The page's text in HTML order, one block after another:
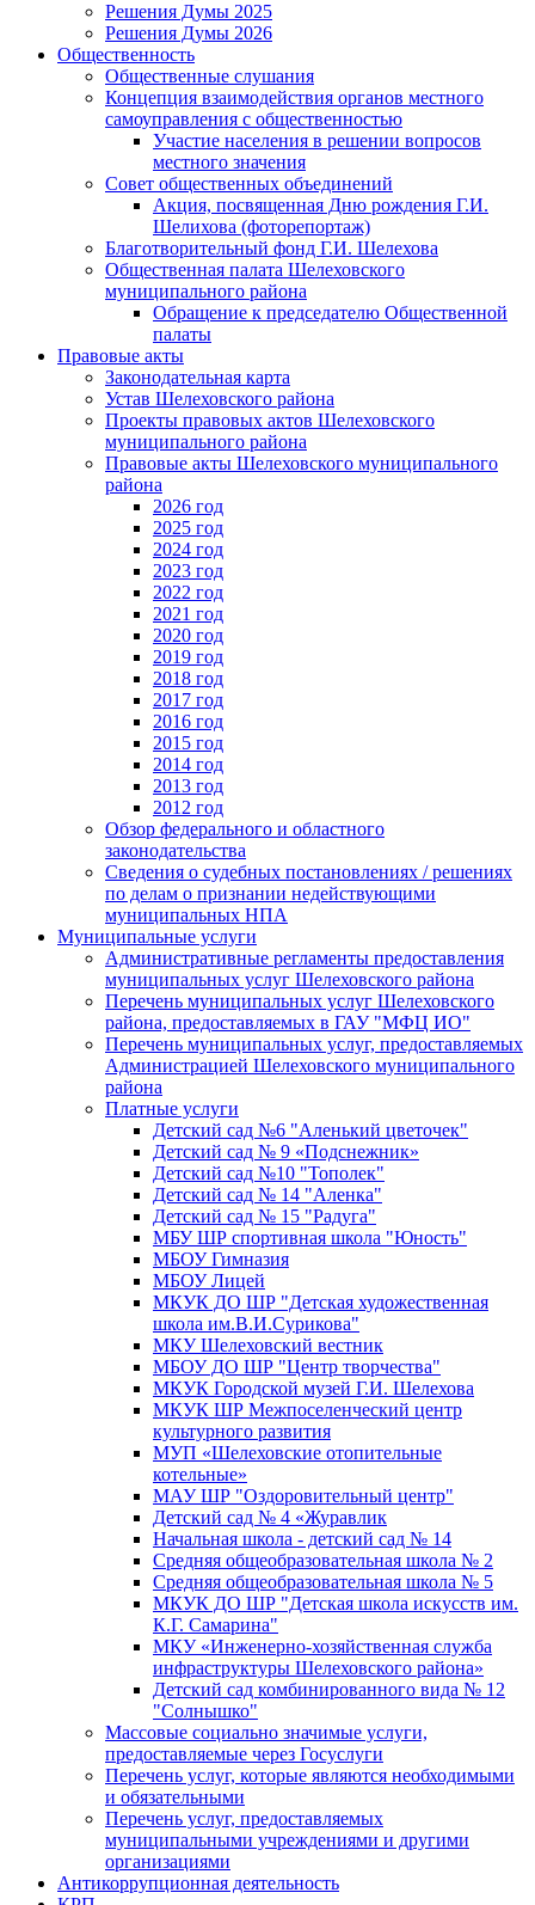
Решения Думы 2025
Решения Думы 2026
Общественность
Общественные слушания
Концепция взаимодействия органов местного
самоуправления с общественностью
Участие населения в решении вопросов
местного значения
Совет общественных объединений
Акция, посвященная Дню рождения Г.И.
Шелихова (фоторепортаж)
Благотворительный фонд Г.И. Шелехова
Общественная палата Шелеховского
муниципального района
Обращение к председателю Общественной
палаты
Правовые акты
Законодательная карта
Устав Шелеховского района
Проекты правовых актов Шелеховского
муниципального района
Правовые акты Шелеховского муниципального
района
2026 год
2025 год
2024 год
2023 год
2022 год
2021 год
2020 год
2019 год
2018 год
2017 год
2016 год
2015 год
2014 год
2013 год
2012 год
Обзор федерального и областного
законодательства
Сведения о судебных постановлениях / решениях
по делам о признании недействующими
муниципальных НПА
Муниципальные услуги
Административные регламенты предоставления
муниципальных услуг Шелеховского района
Перечень муниципальных услуг Шелеховского
района, предоставляемых в ГАУ "МФЦ ИО"
Перечень муниципальных услуг, предоставляемых
Администрацией Шелеховского муниципального
района
Платные услуги
Детский сад №6 "Аленький цветочек"
Детский сад № 9 «Подснежник»
Детский сад №10 "Тополек"
Детский сад № 14 "Аленка"
Детский сад № 15 "Радуга"
МБУ ШР спортивная школа "Юность"
МБОУ Гимназия
МБОУ Лицей
МКУК ДО ШР "Детская художественная
школа им.В.И.Сурикова"
МКУ Шелеховский вестник
МБОУ ДО ШР "Центр творчества"
МКУК Городской музей Г.И. Шелехова
МКУК ШР Межпоселенческий центр
культурного развития
МУП «Шелеховские отопительные
котельные»
МАУ ШР "Оздоровительный центр"
Детский сад № 4 «Журавлик
Начальная школа - детский сад № 14
Средняя общеобразовательная школа № 2
Средняя общеобразовательная школа № 5
МКУК ДО ШР "Детская школа искусств им.
К.Г. Самарина"
МКУ «Инженерно-хозяйственная служба
инфраструктуры Шелеховского района»
Детский сад комбинированного вида № 12
"Солнышко"
Массовые социально значимые услуги,
предоставляемые через Госуслуги
Перечень услуг, которые являются необходимыми
и обязательными
Перечень услуг, предоставляемых
муниципальными учреждениями и другими
организациями
Антикоррупционная деятельность